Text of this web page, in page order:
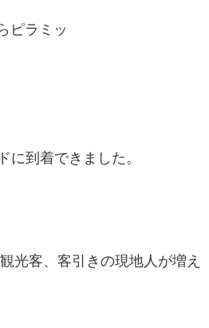
到着できました。
光客、客引きの現地人が増え